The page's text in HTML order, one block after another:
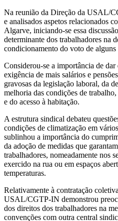
Na reunião da Direção da USAL/
e analisados aspetos relacionados
Algarve, iniciando-se essa
determinante dos trabalhadores na
condicionamento do voto de
Considerou-se a importância de
exigência de mais salários e
gravosas da legislação laboral, da
melhoria das condições de
e do acesso à habitação.
A estrutura sindical debateu
condições de climatização em
sublinhou a importância do
da adoção de medidas que
trabalhadores, nomeadamente nos
exercido na rua ou em espaços
temperaturas.
Relativamente à contratação
USAL/CGTP-IN demonstrou
dos direitos dos trabalhadores na
convenções com outra central